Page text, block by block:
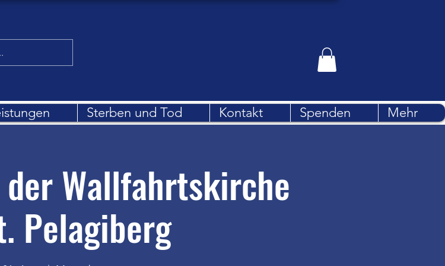
Sterben und Tod Kontakt Spenden Mehr
Wallfahrtskirche
Pelagiberg